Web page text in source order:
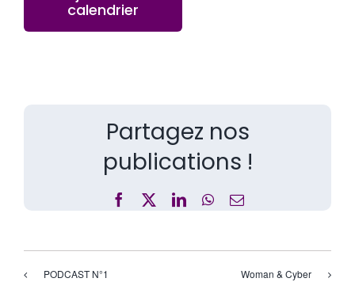
calendrier
Partagez nos
publications !
Facebook
X LinkedInWhatsApp
Email
PODCAST N°1 Woman & Cyber